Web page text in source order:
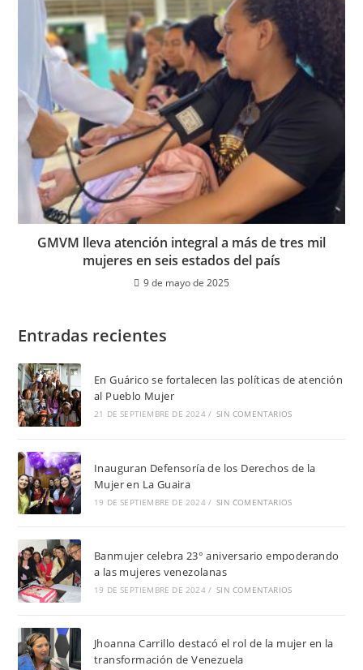
GMVM lleva atención integral a más de tres mil
mujeres en seis estados del país
9 de mayo de 2025
Entradas recientes
En Guárico se fortalecen las políticas de atención
al Pueblo Mujer
21 DE SEPTIEMBRE DE 2024 / SIN COMENTARIOS
Inauguran Defensoría de los Derechos de la
Mujer en La Guaira
19 DE SEPTIEMBRE DE 2024 / SIN COMENTARIOS
Banmujer celebra 23° aniversario empoderando
a las mujeres venezolanas
19 DE SEPTIEMBRE DE 2024 / SIN COMENTARIOS
Jhoanna Carrillo destacó el rol de la mujer en la
transformación de Venezuela